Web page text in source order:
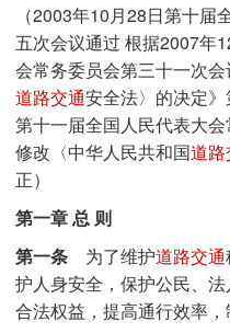
（2003年10月28日第十
五次会议通过 根据2007年
会常务委员会第三十一次
道路交通安全法〉的决定
第十一届全国人民代表大
修改〈中华人民共和国道
正）
第一章 总 则
第一条 为了维护道路交通
护人身安全，保护公民、
合法权益，提高通行效率